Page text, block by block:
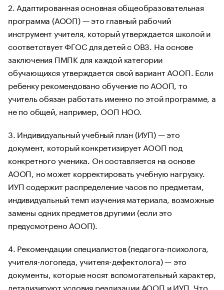
2. Адаптированная основная общеобразовательная
программа (АООП) — это главный рабочий
инструмент учителя, который утверждается школой и
соответствует ФГОС для детей с ОВЗ. На основе
заключения ПМПК для каждой категории
обучающихся утверждается свой вариант АООП. Если
ребенку рекомендовано обучение по АООП, то
учитель обязан работать именно по этой программе, а
не по общей, например, ООП НОО.
3. Индивидуальный учебный план (ИУП) — это
документ, который конкретизирует АООП под
конкретного ученика. Он составляется на основе
АООП, но может корректировать учебную нагрузку.
ИУП содержит распределение часов по предметам,
индивидуальный темп изучения материала, возможные
замены одних предметов другими (если это
предусмотрено АООП).
4. Рекомендации специалистов (педагога-психолога,
учителя-логопеда, учителя-дефектолога) — это
документы, которые носят вспомогательный характер,
детализируют условия реализации АООП и ИУП. Что